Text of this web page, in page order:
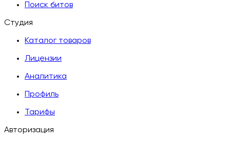
Поиск битов
Студия
Каталог товаров
Лицензии
Аналитика
Профиль
Тарифы
Авторизация